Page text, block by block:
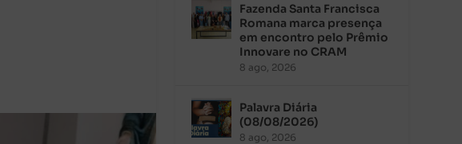
Fazenda Santa Francisca
Romana marca presença
em encontro pelo Prêmio
Innovare no CRAM
8 ago, 2026
Palavra Diária
(08/08/2026)
8 ago, 2026